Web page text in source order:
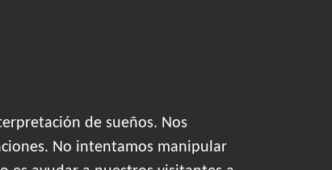
de sueños. Nos
No intentamos manipular